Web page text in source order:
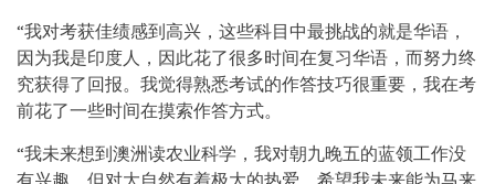
“我对考获佳绩感到高兴，这些科目中最挑战的就是华语，
因为我是印度人，因此花了很多时间在复习华语，而努力终
究获得了回报。我觉得熟悉考试的作答技巧很重要，我在考
前花了一些时间在摸索作答方式。
“我未来想到澳洲读农业科学，我对朝九晚五的蓝领工作没
有兴趣，但对大自然有着极大的热爱。希望我未来能为马来